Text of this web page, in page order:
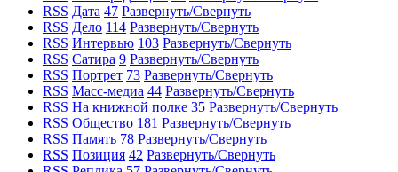
RSS Дата 47 Развернуть/Свернуть
RSS Дело 114 Развернуть/Свернуть
RSS Интервью 103 Развернуть/Свернуть
RSS Сатира 9 Развернуть/Свернуть
RSS Портрет 73 Развернуть/Свернуть
RSS Масс-медиа 44 Развернуть/Свернуть
RSS На книжной полке 35 Развернуть/Свернуть
RSS Общество 181 Развернуть/Свернуть
RSS Память 78 Развернуть/Свернуть
RSS Позиция 42 Развернуть/Свернуть